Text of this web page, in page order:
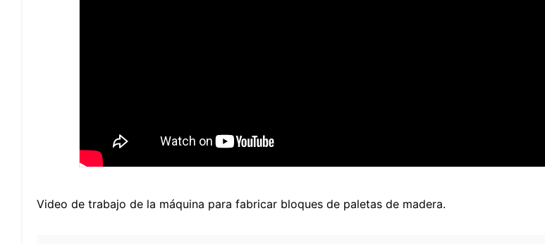
Video de trabajo de la máquina para fabricar bloques de paletas de madera.